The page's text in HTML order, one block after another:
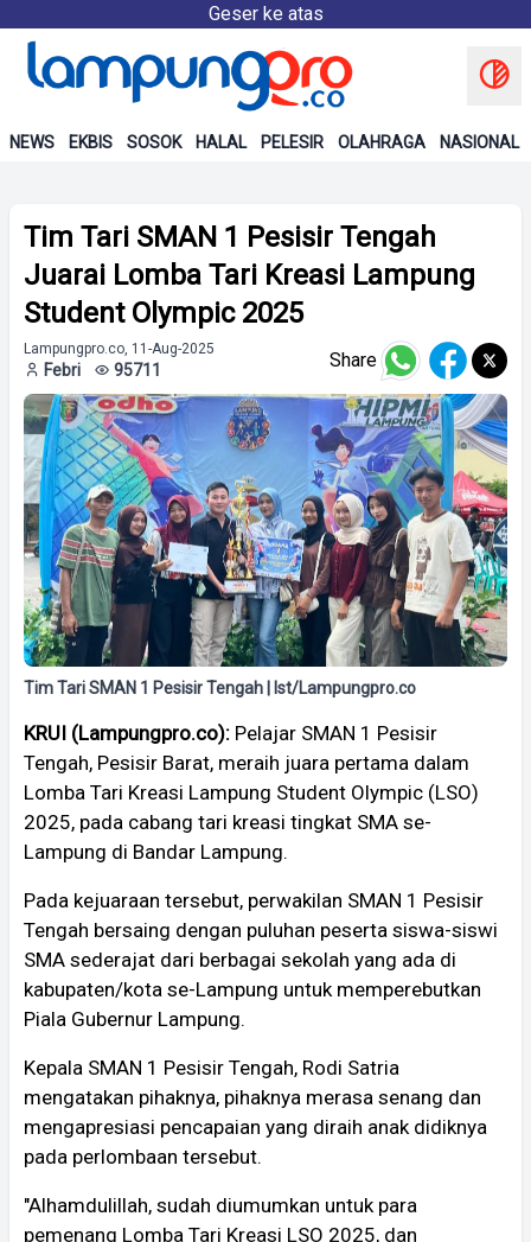
Geser ke atas
NEWS EKBIS SOSOK HALAL PELESIR OLAHRAGA NASIONAL
Tim Tari SMAN 1 Pesisir Tengah
Juarai Lomba Tari Kreasi Lampung
Student Olympic 2025
Lampungpro.co, 11-Aug-2025
Febri 95711 Share
Tim Tari SMAN 1 Pesisir Tengah | Ist/Lampungpro.co
KRUI (Lampungpro.co): Pelajar SMAN 1 Pesisir
Tengah, Pesisir Barat, meraih juara pertama dalam
Lomba Tari Kreasi Lampung Student Olympic (LSO)
2025, pada cabang tari kreasi tingkat SMA se-
Lampung di Bandar Lampung.
Pada kejuaraan tersebut, perwakilan SMAN 1 Pesisir
Tengah bersaing dengan puluhan peserta siswa-siswi
SMA sederajat dari berbagai sekolah yang ada di
kabupaten/kota se-Lampung untuk memperebutkan
Piala Gubernur Lampung.
Kepala SMAN 1 Pesisir Tengah, Rodi Satria
mengatakan pihaknya, pihaknya merasa senang dan
mengapresiasi pencapaian yang diraih anak didiknya
pada perlombaan tersebut.
"Alhamdulillah, sudah diumumkan untuk para
pemenang Lomba Tari Kreasi LSO 2025, dan